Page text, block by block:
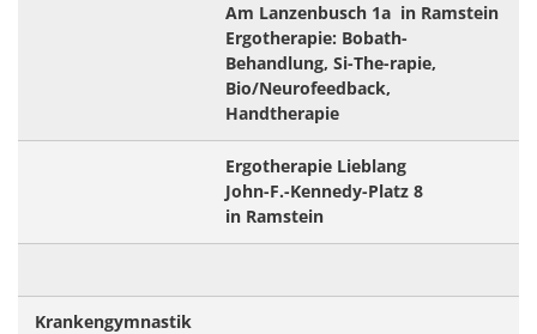
Am Lanzenbusch 1a in Ramstein
Ergotherapie: Bobath-
Behandlung, Si-The-rapie,
Bio/Neurofeedback,
Handtherapie
Ergotherapie Lieblang
John-F.-Kennedy-Platz 8
in Ramstein
Krankengymnastik